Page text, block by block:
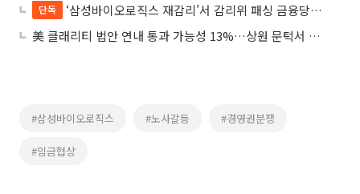
단독
‘삼성바이오로직스 재감리’서 감리위 패싱 금융당국⋯“정당성 없다” 퇴짜
美 클래리티 법안 연내 통과 가능성 13%…상원 문턱서 제동
#삼성바이오로직스 #노사갈등 #경영권분쟁
#임금협상